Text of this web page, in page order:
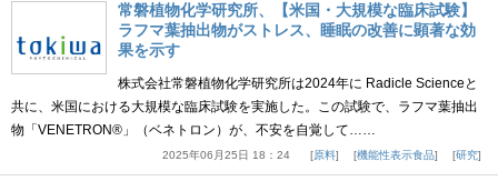
常磐植物化学研究所、【米国・大規模な臨床試験】
ラフマ葉抽出物がストレス、睡眠の改善に顕著な効
果を示す
株式会社常磐植物化学研究所は2024年に Radicle Scienceと
共に、米国における大規模な臨床試験を実施した。この試験で、ラフマ葉抽出
物「VENETRON®」（ベネトロン）が、不安を自覚して……
2025年06月25日 18：24 原料 機能性表示食品 研究